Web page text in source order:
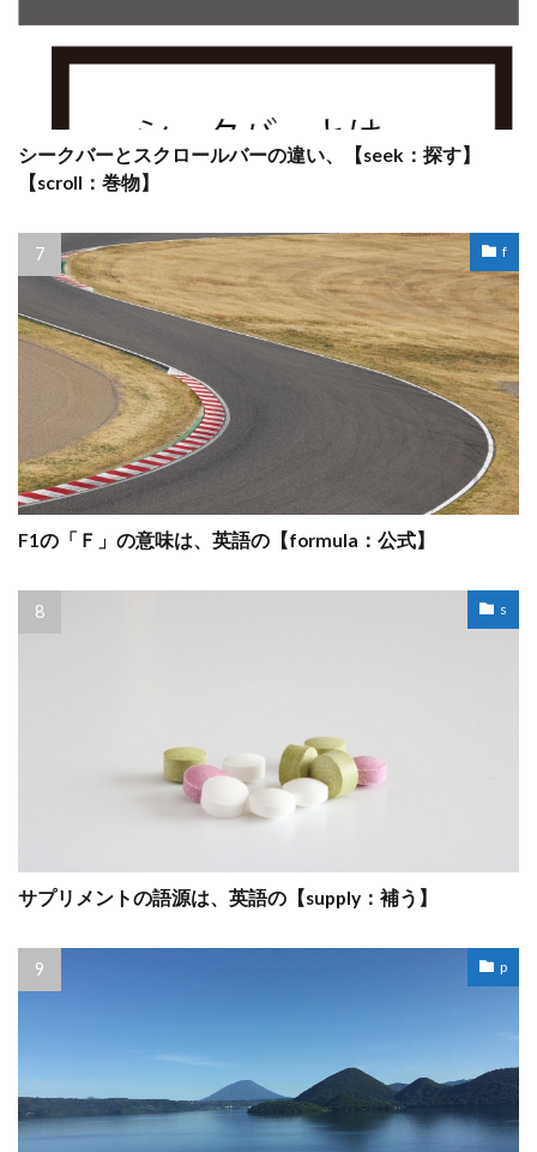
シークバーとスクロールバーの違い、【seek：探す】
【scroll：巻物】
f
F1の「Ｆ」の意味は、英語の【formula：公式】
s
サプリメントの語源は、英語の【supply：補う】
p